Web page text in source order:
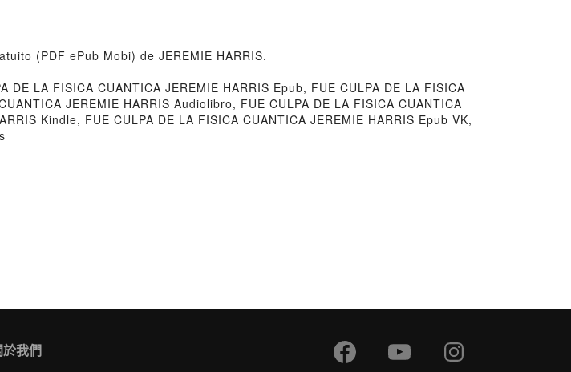
(PDF ePub Mobi) de JEREMIE HARRIS.
DE LA FISICA CUANTICA JEREMIE HARRIS Epub, FUE CULPA DE LA FISICA
JEREMIE HARRIS Audiolibro, FUE CULPA DE LA FISICA CUANTICA
Kindle, FUE CULPA DE LA FISICA CUANTICA JEREMIE HARRIS Epub VK,
於我們